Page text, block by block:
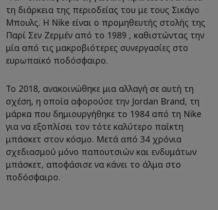
τη διάρκεια της περιοδείας του με τους Σικάγο
Μπουλς. Η Nike είναι ο προμηθευτής στολής της
Παρί Σεν Ζερμέν από το 1989 , καθιστώντας την
μία από τις μακροβιότερες συνεργασίες στο
ευρωπαϊκό ποδόσφαιρο.
Το 2018, ανακοινώθηκε μια αλλαγή σε αυτή τη
σχέση, η οποία αφορούσε την Jordan Brand, τη
μάρκα που δημιουργήθηκε το 1984 από τη Nike
για να εξοπλίσει τον τότε καλύτερο παίκτη
μπάσκετ στον κόσμο. Μετά από 34 χρόνια
σχεδιασμού μόνο παπουτσιών και ενδυμάτων
μπάσκετ, αποφάσισε να κάνει το άλμα στο
ποδόσφαιρο.